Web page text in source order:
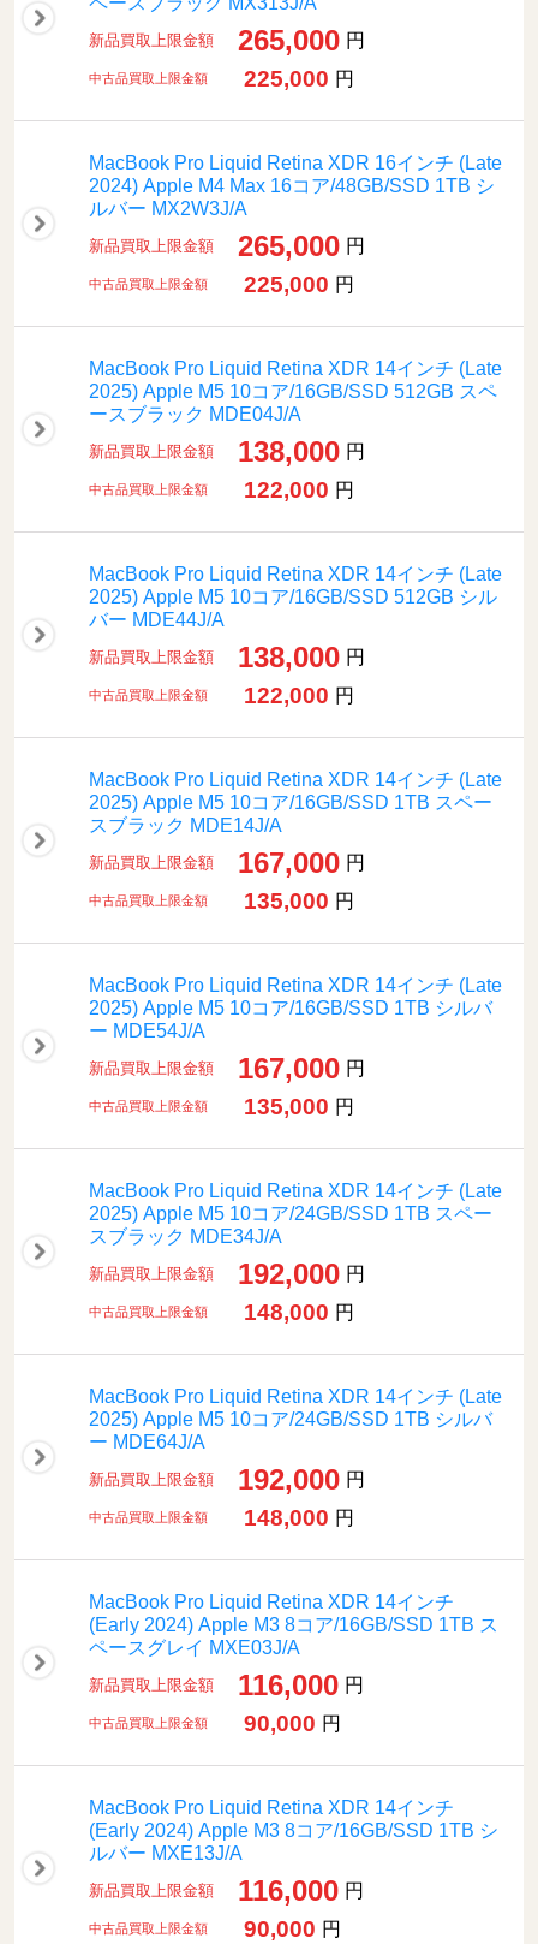
新品買取上限金額 265,000 円
中古品買取上限金額 225,000 円
MacBook Pro Liquid Retina XDR 16インチ (Late
2024) Apple M4 Max 16コア/48GB/SSD 1TB シ
ルバー MX2W3J/A
新品買取上限金額 265,000 円
中古品買取上限金額 225,000 円
MacBook Pro Liquid Retina XDR 14インチ (Late
2025) Apple M5 10コア/16GB/SSD 512GB スペ
ースブラック MDE04J/A
新品買取上限金額 138,000 円
中古品買取上限金額 122,000 円
MacBook Pro Liquid Retina XDR 14インチ (Late
2025) Apple M5 10コア/16GB/SSD 512GB シル
バー MDE44J/A
新品買取上限金額 138,000 円
中古品買取上限金額 122,000 円
MacBook Pro Liquid Retina XDR 14インチ (Late
2025) Apple M5 10コア/16GB/SSD 1TB スペー
スブラック MDE14J/A
新品買取上限金額 167,000 円
中古品買取上限金額 135,000 円
MacBook Pro Liquid Retina XDR 14インチ (Late
2025) Apple M5 10コア/16GB/SSD 1TB シルバ
ー MDE54J/A
新品買取上限金額 167,000 円
中古品買取上限金額 135,000 円
MacBook Pro Liquid Retina XDR 14インチ (Late
2025) Apple M5 10コア/24GB/SSD 1TB スペー
スブラック MDE34J/A
新品買取上限金額 192,000 円
中古品買取上限金額 148,000 円
MacBook Pro Liquid Retina XDR 14インチ (Late
2025) Apple M5 10コア/24GB/SSD 1TB シルバ
ー MDE64J/A
新品買取上限金額 192,000 円
中古品買取上限金額 148,000 円
MacBook Pro Liquid Retina XDR 14インチ
(Early 2024) Apple M3 8コア/16GB/SSD 1TB ス
ペースグレイ MXE03J/A
新品買取上限金額 116,000 円
中古品買取上限金額 90,000 円
MacBook Pro Liquid Retina XDR 14インチ
(Early 2024) Apple M3 8コア/16GB/SSD 1TB シ
ルバー MXE13J/A
新品買取上限金額 116,000 円
中古品買取上限金額 90,000 円